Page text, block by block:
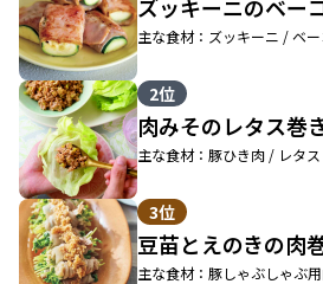
ズッキーニのベー
主な食材：ズッキーニ / ベ
2位
肉みそのレタス巻
主な食材：豚ひき肉 / レタス
3位
豆苗とえのきの肉
主な食材：豚しゃぶしゃぶ